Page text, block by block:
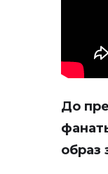
До
образ